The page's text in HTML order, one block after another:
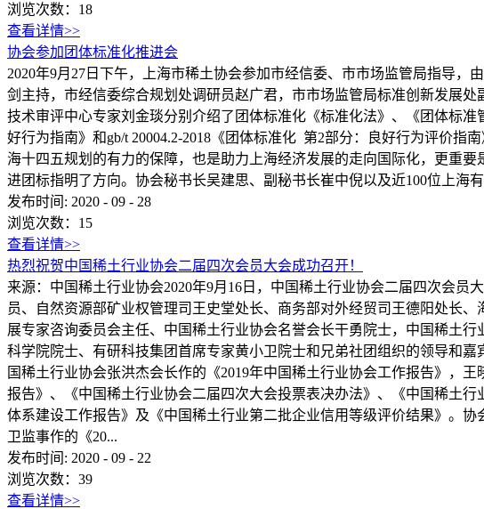
浏览次数： 18
查看详情>>
协会参加团体标准化推进会
2020年9月27日下午，上海市稀土协会参加市经信委、市市场监管局指导
剑主持，市经信委综合规划处调研员赵广君，市市场监管局标准创新发展
技术审评中心专家刘金琰分别介绍了团体标准化《标准化法》、《团体标
好行为指南》和gb/t 20004.2-2018《团体标准化 第2部分：良好行为评价
海十四五规划的有力的保障，也是助力上海经济发展的走向国际化，更重
进团标指明了方向。协会秘书长吴建思、副秘书长崔中倪以及近100位上海
发布时间: 2020 - 09 - 28
浏览次数： 15
查看详情>>
热烈祝贺中国稀土行业协会二届四次会员大会成功召开！
来源：中国稀土行业协会2020年9月16日，中国稀土行业协会二届四次会
员、自然资源部矿业权管理司王史堂处长、商务部对外经贸司王德阳处长
展专家咨询委员会主任、中国稀土行业协会名誉会长干勇院士，中国稀土
科学院院士、有研科技集团首席专家黄小卫院士和兄弟社团组织的领导和
国稀土行业协会张洪杰会长作的《2019年中国稀土行业协会工作报告》，
报告》、《中国稀土行业协会二届四次大会投票表决办法》、《中国稀土
体系建设工作报告》及《中国稀土行业第二批企业信用等级评价结果》。
卫监事作的《20...
发布时间: 2020 - 09 - 22
浏览次数： 39
查看详情>>